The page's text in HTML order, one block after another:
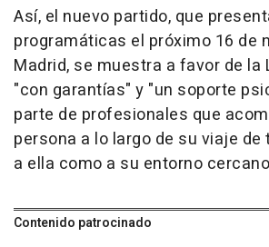
Así, el nuevo partido, que
programáticas el próximo 16 de
Madrid, se muestra a favor de la
"con garantías" y "un soporte
parte de profesionales que
persona a lo largo de su viaje
a ella como a su entorno
Contenido patrocinado